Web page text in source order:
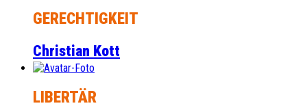
GERECHTIGKEIT
Christian Kott
LIBERTÄR